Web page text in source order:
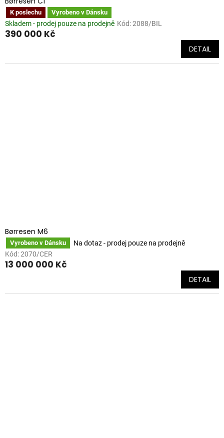
K poslechu Vyrobeno v Dánsku
Skladem - prodej pouze na prodejně Kód:2088/BIL
390 000 Kč
DETAIL
Børresen M6
Vyrobeno v Dánsku
Na dotaz - prodej pouze na prodejně
Kód:2070/CER
13 000 000 Kč
DETAIL